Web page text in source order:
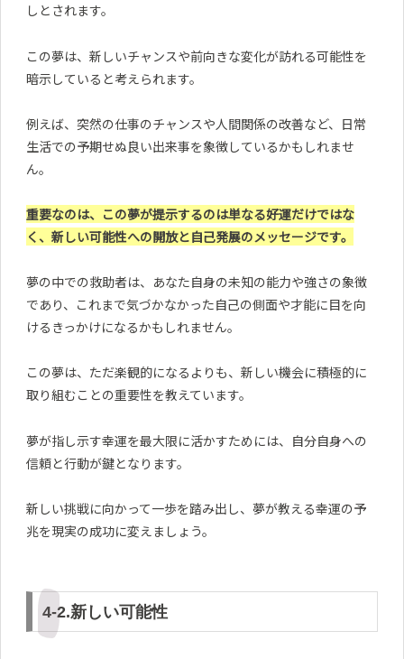
しとされます。
この夢は、新しいチャンスや前向きな変化が訪れる可能性を
暗示していると考えられます。
例えば、突然の仕事のチャンスや人間関係の改善など、日常
生活での予期せぬ良い出来事を象徴しているかもしれませ
ん。
重要なのは、この夢が提示するのは単なる好運だけではな
く、新しい可能性への開放と自己発展のメッセージです。
夢の中での救助者は、あなた自身の未知の能力や強さの象徴
であり、これまで気づかなかった自己の側面や才能に目を向
けるきっかけになるかもしれません。
この夢は、ただ楽観的になるよりも、新しい機会に積極的に
取り組むことの重要性を教えています。
夢が指し示す幸運を最大限に活かすためには、自分自身への
信頼と行動が鍵となります。
新しい挑戦に向かって一歩を踏み出し、夢が教える幸運の予
兆を現実の成功に変えましょう。
4-2.新しい可能性